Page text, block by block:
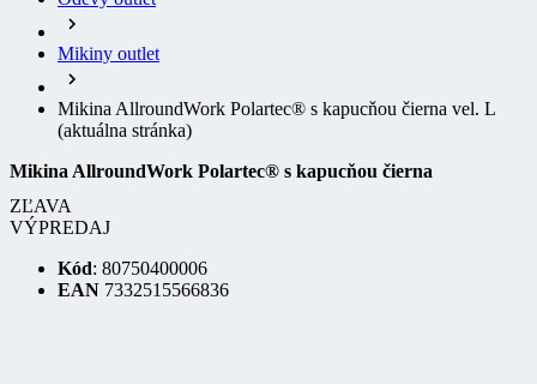
Mikiny outlet
Mikina AllroundWork Polartec® s kapucňou čierna vel. L
(aktuálna stránka)
Mikina AllroundWork Polartec® s kapucňou čierna
ZĽAVA
Kód: 80750400006